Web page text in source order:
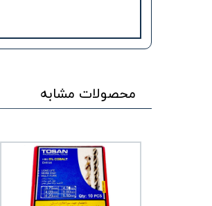
محصولات مشابه